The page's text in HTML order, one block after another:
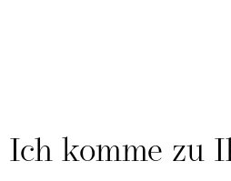
Ich komme zu